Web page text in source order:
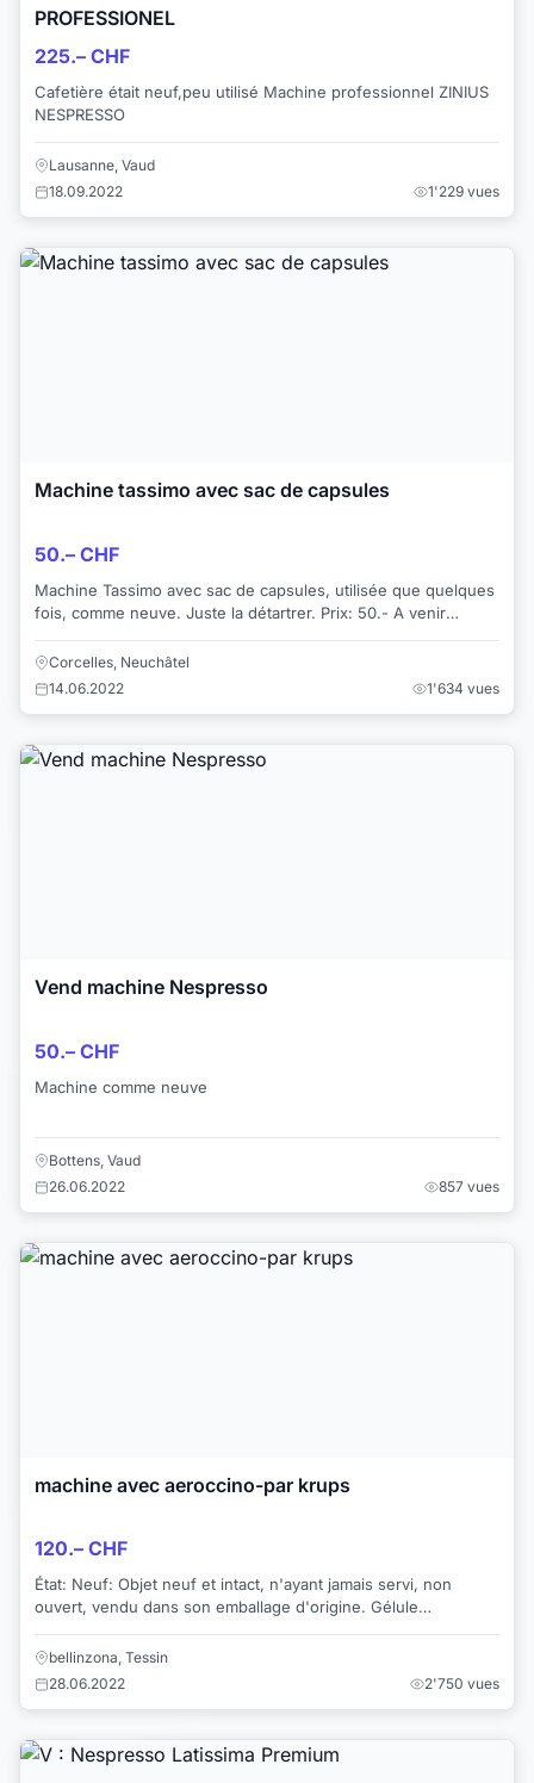
PROFESSIONEL
225.– CHF
Cafetière était neuf,peu utilisé Machine professionnel ZINIUS
NESPRESSO
Lausanne, Vaud
18.09.2022
1'229 vues
Machine tassimo avec sac de capsules
50.– CHF
Machine Tassimo avec sac de capsules, utilisée que quelques
fois, comme neuve. Juste la détartrer. Prix: 50.- A venir
Corcelles, Neuchâtel
14.06.2022
1'634 vues
Vend machine Nespresso
50.– CHF
Machine comme neuve
Bottens, Vaud
26.06.2022
857 vues
machine avec aeroccino-par krups
120.– CHF
État: Neuf: Objet neuf et intact, n'ayant jamais servi, non
ouvert, vendu dans son emballage d'origine. Gélule
Nespresso et lait pur crème café M...
bellinzona, Tessin
28.06.2022
2'750 vues